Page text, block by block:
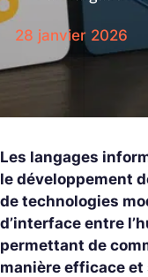
28 janvier 2026
Les langages
le développement
de technologies
d’interface entre
permettant de
manière efficace